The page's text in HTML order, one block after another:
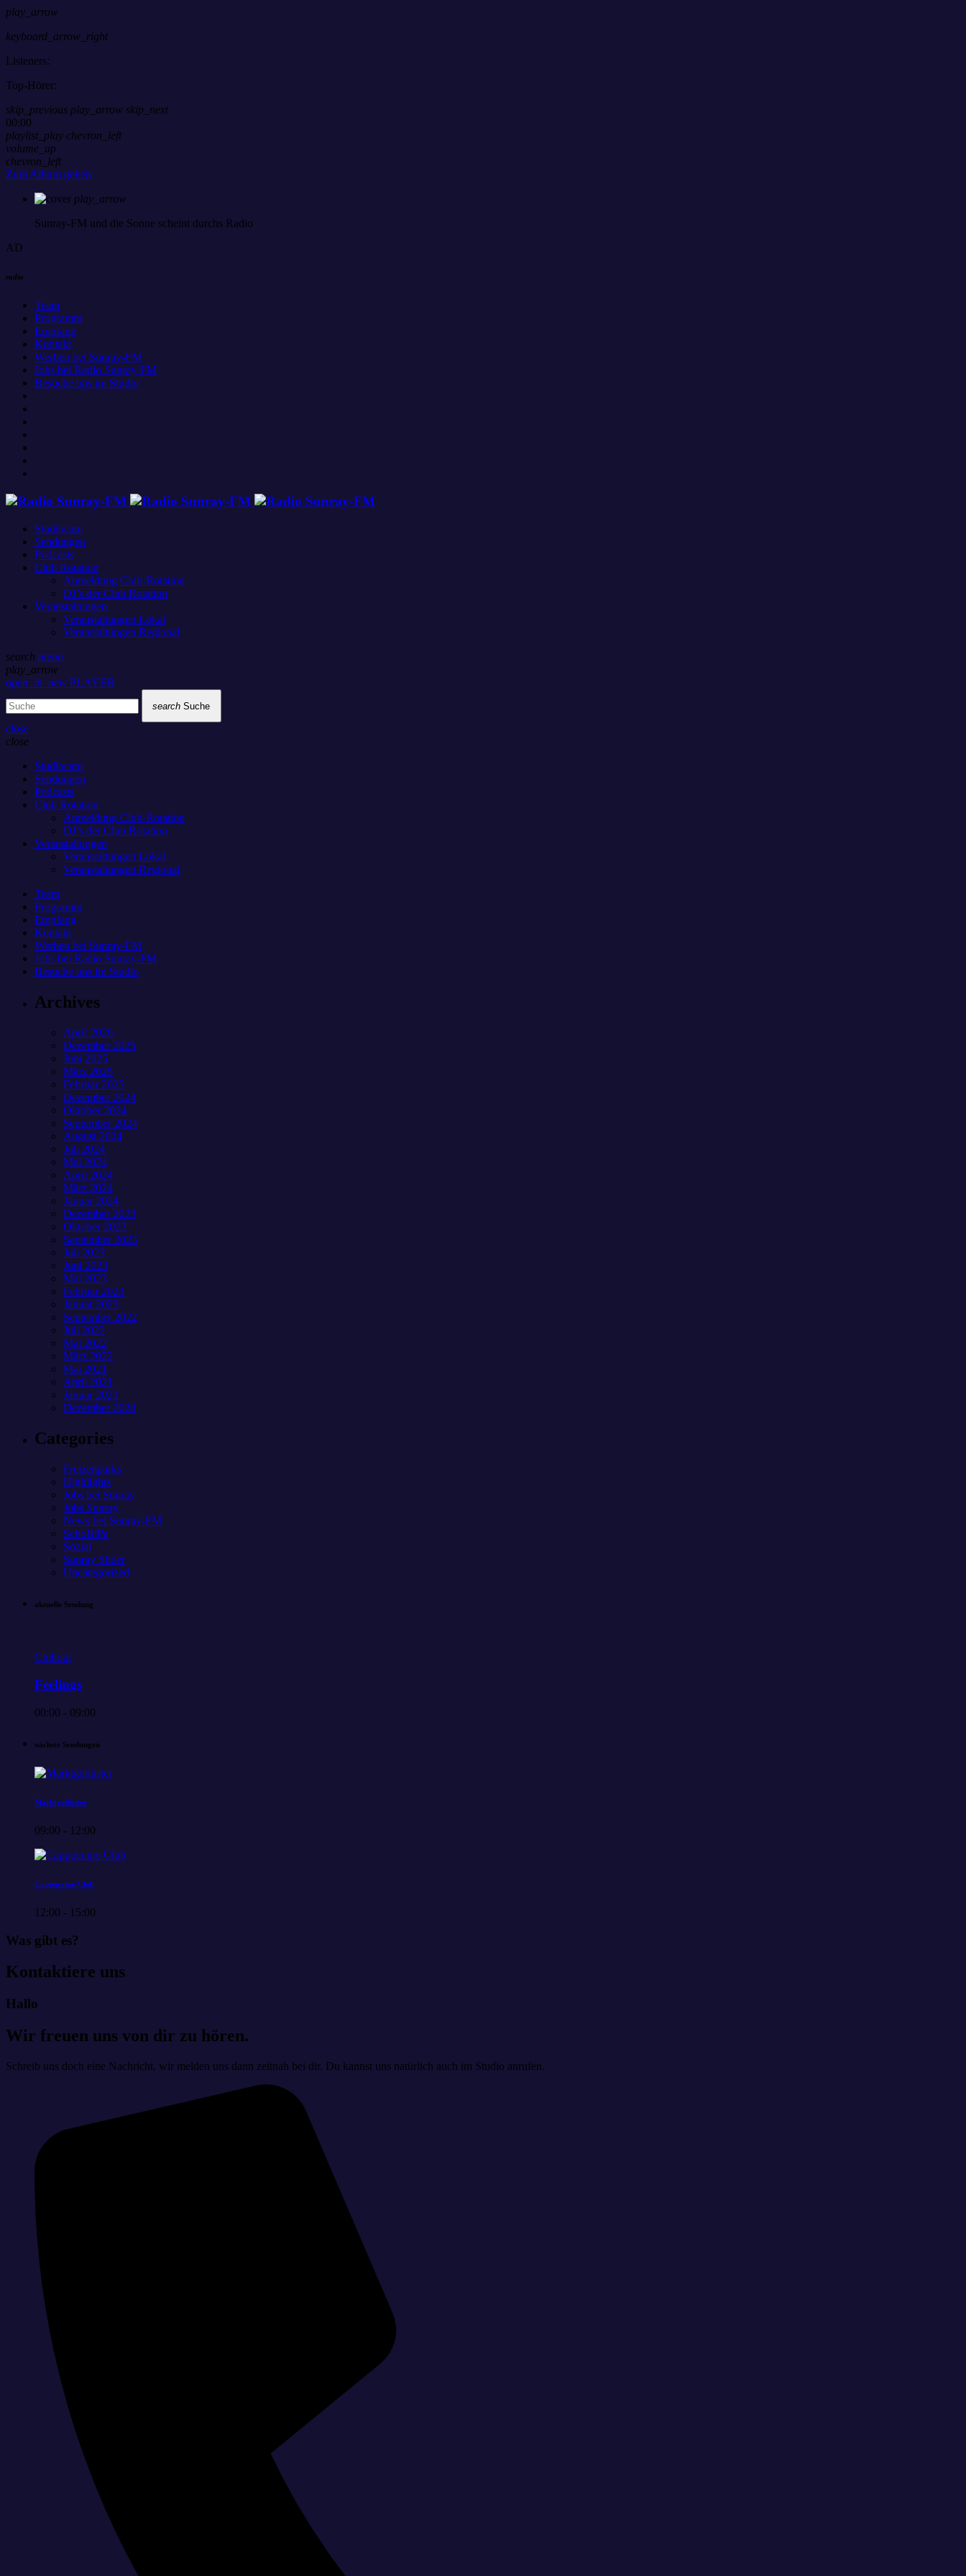
play_arrow
keyboard_arrow_right
Listeners:
Top-Hörer:
skip_previous play_arrow skip_next
00:00
playlist_play chevron_left
volume_up
chevron_left
Zum Album gehen
play_arrow
Sunray-FM und die Sonne scheint durchs Radio
AD
radio
Team
Programm
Empfang
Kontakt
Werben bei Sunray-FM
Jobs bei Radio Sunray-FM
Besuche uns im Studio
Studiocam
Sendungen
Podcasts
Club Rotation
Anmeldung Club-Rotation
DJ’s der Club Rotation
Veranstaltungen
Veranstaltungen Lokal
Veranstaltungen Regional
search menu
play_arrow
open_in_new PLAYER
search Suche
close
close
Studiocam
Sendungen
Podcasts
Club Rotation
Anmeldung Club-Rotation
DJ’s der Club Rotation
Veranstaltungen
Veranstaltungen Lokal
Veranstaltungen Regional
Team
Programm
Empfang
Kontakt
Werben bei Sunray-FM
Jobs bei Radio Sunray-FM
Besuche uns im Studio
Archives
April 2026
Dezember 2025
Juni 2025
März 2025
Februar 2025
Dezember 2024
Oktober 2024
September 2024
August 2024
Juli 2024
Mai 2024
April 2024
März 2024
Januar 2024
Dezember 2023
Oktober 2023
September 2023
Juli 2023
Juni 2023
Mai 2023
Februar 2023
Januar 2023
September 2022
Juli 2022
Mai 2022
März 2022
Mai 2021
April 2021
Januar 2021
Dezember 2020
Categories
Freizeitparks
Highlights
Jobs bei Sunray
Jobs Sunray
News bei Sunray-FM
SchoBiPa
Sozial
Sunray Slider
Uncategorized
aktuelle Sendung
Chillout
Feelings
00:00 - 09:00
nächste Sendungen
Marktgeflüster
09:00 - 12:00
Cappuccino Club
12:00 - 15:00
Was gibt es?
Kontaktiere uns
Hallo
Wir freuen uns von dir zu hören.
Schreib uns doch eine Nachricht, wir melden uns dann zeitnah bei dir. Du kannst uns natürlich auch im Studio anrufen.